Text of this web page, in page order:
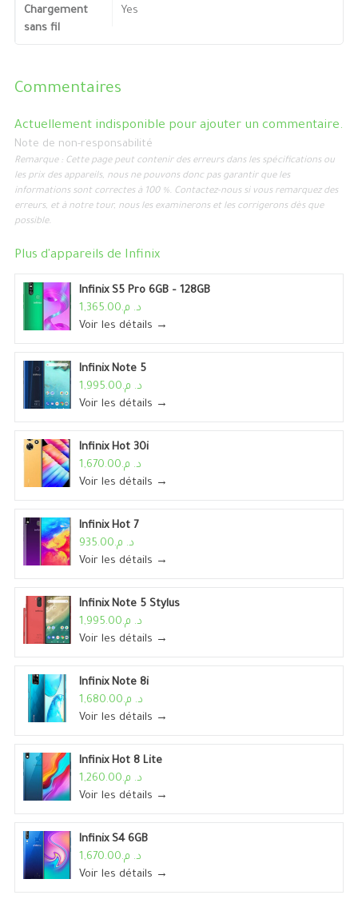
Chargement
sans fil
Yes
Commentaires
Actuellement indisponible pour ajouter un commentaire.
Note de non-responsabilité
Remarque : Cette page peut contenir des erreurs dans les spécifications ou
les prix des appareils, nous ne pouvons donc pas garantir que les
informations sont correctes à 100 %. Contactez-nous si vous remarquez des
erreurs, et à notre tour, nous les examinerons et les corrigerons dès que
possible.
Plus d'appareils de Infinix
Infinix S5 Pro 6GB – 128GB
د. م.1,365.00
Voir les détails →
Infinix Note 5
د. م.1,995.00
Voir les détails →
Infinix Hot 30i
د. م.1,670.00
Voir les détails →
Infinix Hot 7
د. م.935.00
Voir les détails →
Infinix Note 5 Stylus
د. م.1,995.00
Voir les détails →
Infinix Note 8i
د. م.1,680.00
Voir les détails →
Infinix Hot 8 Lite
د. م.1,260.00
Voir les détails →
Infinix S4 6GB
د. م.1,670.00
Voir les détails →